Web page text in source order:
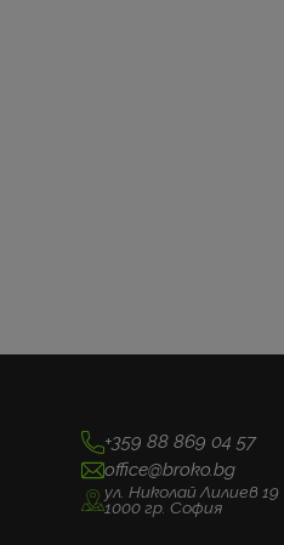
+359 88 869 04 57
office@broko.bg
ул. Николай Лилиев 19
1000 гр. София